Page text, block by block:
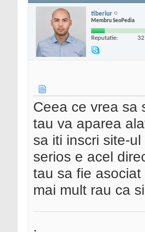
tiberiur
Membru SeoPedia
Reputatie: 32
Ceea ce vrea sa
tau va aparea
sa iti inscri site-
serios e acel
tau sa fie
mai mult rau ca
.